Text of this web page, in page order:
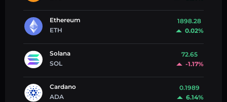
Ethereum
ETH
1898.28
0.02%
Solana
SOL
72.65
-1.17%
Cardano
ADA
0.1989
6.14%